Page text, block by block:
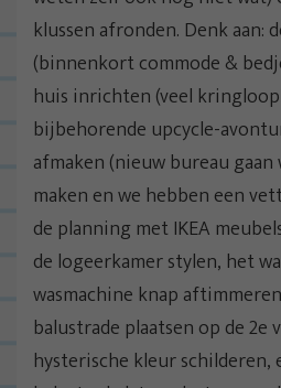
klussen afronden. Denk aan:
(binnenkort commode &
huis inrichten (veel
bijbehorende upcycle-
afmaken (nieuw bureau
maken en we hebben een
de planning met IKEA
de logeerkamer stylen, het
wasmachine knap
balustrade plaatsen op de
hysterische kleur schilderen,